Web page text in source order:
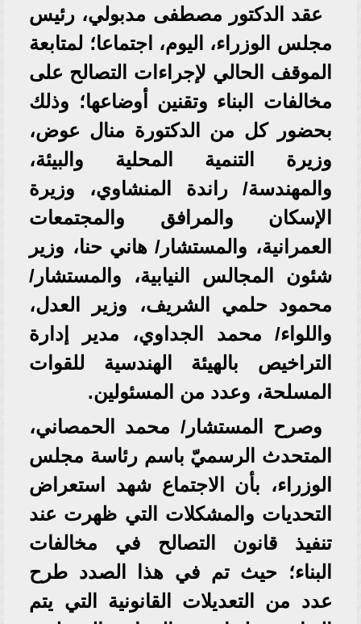
عقد الدكتور مصطفى مدبولي، رئيس
مجلس الوزراء، اليوم، اجتماعا؛ لمتابعة
الموقف الحالي لإجراءات التصالح على
مخالفات البناء وتقنين أوضاعها؛ وذلك
بحضور كل من الدكتورة منال عوض،
وزيرة التنمية المحلية والبيئة،
والمهندسة/ راندة المنشاوي، وزيرة
الإسكان والمرافق والمجتمعات
العمرانية، والمستشار/ هاني حنا، وزير
شئون المجالس النيابية، والمستشار/
محمود حلمي الشريف، وزير العدل،
واللواء/ محمد الجداوي، مدير إدارة
التراخيص بالهيئة الهندسية للقوات
المسلحة، وعدد من المسئولين.
وصرح المستشار/ محمد الحمصاني،
المتحدث الرسميّ باسم رئاسة مجلس
الوزراء، بأن الاجتماع شهد استعراض
التحديات والمشكلات التي ظهرت عند
تنفيذ قانون التصالح في مخالفات
البناء؛ حيث تم في هذا الصدد طرح
عدد من التعديلات القانونية التي يتم